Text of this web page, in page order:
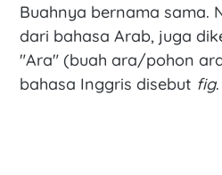
Buahnya bernama sama.
dari bahasa Arab, juga
"Ara" (buah ara/pohon
bahasa Inggris disebut fig.